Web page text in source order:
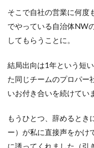
そこで自社の営業に何度
でやっている自治体NW
してもらうことに。
結局出向は1年という短
た同じチームのプロパー
いお付き合いを続けてい
もうひとつ、辞めるとき
ー）が私に直接声をかけ
に誘ってくれました（引